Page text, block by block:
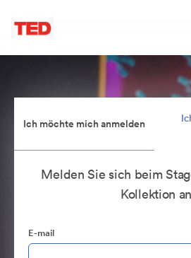
Ich möchte mich anmelden
Melden Sie sich beim
Kollektion
E-mail